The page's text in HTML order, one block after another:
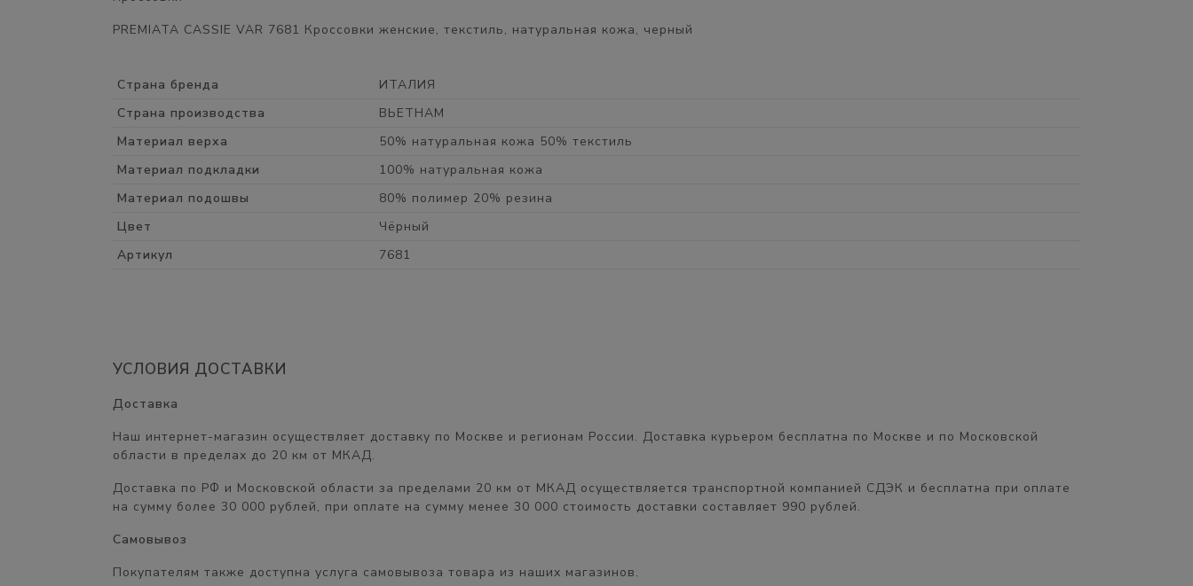
PREMIATA CASSIE VAR 7681 Кроссовки женские, текстиль, натуральная кожа, черный
Страна бренда
ИТАЛИЯ
Страна производства
ВЬЕТНАМ
Материал верха
50% натуральная кожа 50% текстиль
Материал подкладки
100% натуральная кожа
Материал подошвы
80% полимер 20% резина
Цвет
Чёрный
Артикул
7681
УСЛОВИЯ ДОСТАВКИ
Доставка
Наш интернет-магазин осуществляет доставку по Москве и регионам России. Доставка курьером бесплатна по Москве и по Московской
области в пределах до 20 км от МКАД.
Доставка по РФ и Московской области за пределами 20 км от МКАД осуществляется транспортной компанией СДЭК и бесплатна при оплате
на сумму более 30 000 рублей, при оплате на сумму менее 30 000 стоимость доставки составляет 990 рублей.
Самовывоз
Покупателям также доступна услуга самовывоза товара из наших магазинов.